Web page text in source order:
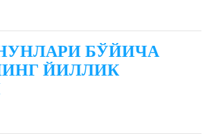
БЎЙИЧА
ЙИЛЛИК